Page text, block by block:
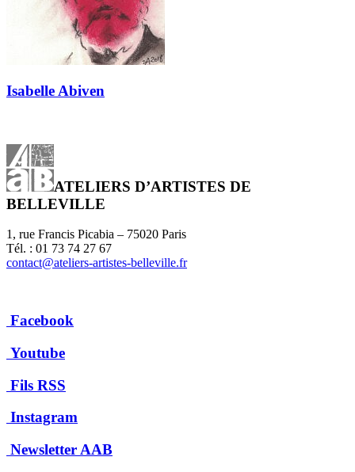
Isabelle Abiven
ATELIERS D’ARTISTES DE
BELLEVILLE
1, rue Francis Picabia – 75020 Paris
Tél. : 01 73 74 27 67
contact@ateliers-artistes-belleville.fr
Facebook
Youtube
Fils RSS
Instagram
Newsletter AAB